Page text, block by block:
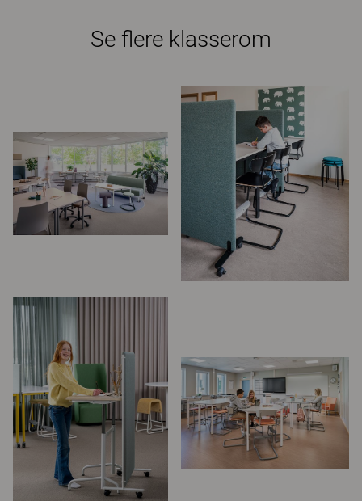
Se flere klasserom